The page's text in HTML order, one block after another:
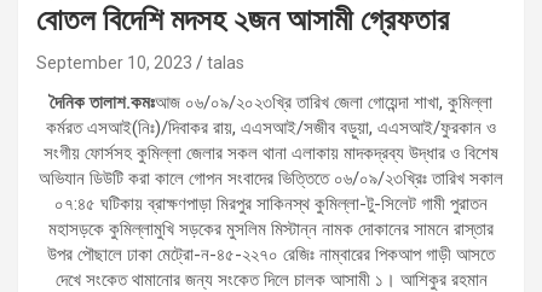
বোতল বিদেশি মদসহ ২জন আসামী গ্রেফতার
September 10, 2023 talas
দৈনিক তালাশ.কমঃআজ ০৬/০৯/২০২৩খ্রি তারিখ জেলা গোয়েন্দা শাখা, কুমিল্লা
কর্মরত এসআই(নিঃ)/দিবাকর রায়, এএসআই/সজীব বড়ুয়া, এএসআই/ফুরকান ও
সংগীয় ফোর্সসহ কুমিল্লা জেলার সকল থানা এলাকায় মাদকদ্রব্য উদ্ধার ও বিশেষ
অভিযান ডিউটি করা কালে গোপন সংবাদের ভিত্তিতে ০৬/০৯/২৩খ্রিঃ তারিখ সকাল
০৭:৪৫ ঘটিকায় ব্রাক্ষণপাড়া মিরপুর সাকিনস্থ কুমিল্লা-টু-সিলেট গামী পুরাতন
মহাসড়কে কুমিল্লামুখি সড়কের মুসলিম মিস্টান্ন নামক দোকানের সামনে রাস্তার
উপর পৌছালে ঢাকা মেট্রো-ন-৪৫-২২৭০ রেজিঃ নাম্বারের পিকআপ গাড়ী আসতে
দেখে সংকেত থামানোর জন্য সংকেত দিলে চালক আসামী ১। আশিকুর রহমান